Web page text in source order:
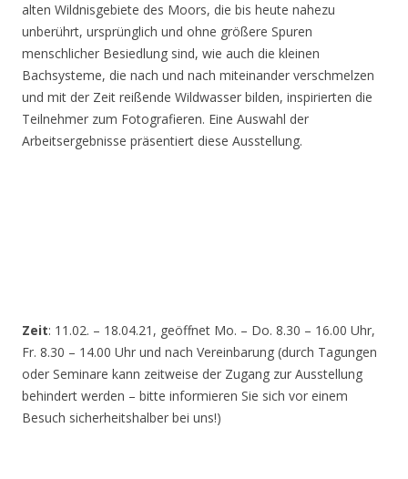
alten Wildnisgebiete des Moors, die bis heute nahezu
unberührt, ursprünglich und ohne größere Spuren
menschlicher Besiedlung sind, wie auch die kleinen
Bachsysteme, die nach und nach miteinander verschmelzen
und mit der Zeit reißende Wildwasser bilden, inspirierten die
Teilnehmer zum Fotografieren. Eine Auswahl der
Arbeitsergebnisse präsentiert diese Ausstellung.
Zeit: 11.02. – 18.04.21, geöffnet Mo. – Do. 8.30 – 16.00 Uhr,
Fr. 8.30 – 14.00 Uhr und nach Vereinbarung (durch Tagungen
oder Seminare kann zeitweise der Zugang zur Ausstellung
behindert werden – bitte informieren Sie sich vor einem
Besuch sicherheitshalber bei uns!)